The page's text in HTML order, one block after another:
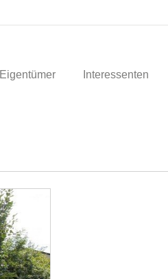
Eigentümer Interessenten